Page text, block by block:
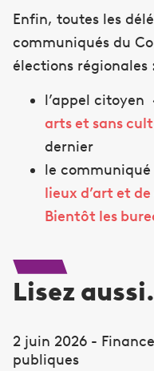
Enfin, toutes les
communiqués du
élections régionales
l’appel citoyen
arts et sans
dernier
le
lieux d’art et
Bientôt les
Lisez
2 juin 2026 -
publiques